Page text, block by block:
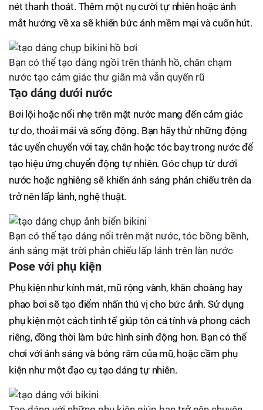
nét thanh thoát. Thêm một nụ cười tự nhiên hoặc ánh
mắt hướng về xa sẽ khiến bức ảnh mềm mại và cuốn hút.
Bạn có thể tạo dáng ngồi trên thành hồ, chân chạm
nước tạo cảm giác thư giãn mà vẫn quyến rũ
Tạo dáng dưới nước
Bơi lội hoặc nổi nhẹ trên mặt nước mang đến cảm giác
tự do, thoải mái và sống động. Bạn hãy thử những động
tác uyển chuyển với tay, chân hoặc tóc bay trong nước để
tạo hiệu ứng chuyển động tự nhiên. Góc chụp từ dưới
nước hoặc nghiêng sẽ khiến ánh sáng phản chiếu trên da
trở nên lấp lánh, nghệ thuật.
Bạn có thể tạo dáng nổi trên mặt nước, tóc bồng bềnh,
ánh sáng mặt trời phản chiếu lấp lánh trên làn nước
Pose với phụ kiện
Phụ kiện như kính mát, mũ rộng vành, khăn choàng hay
phao bơi sẽ tạo điểm nhấn thú vị cho bức ảnh. Sử dụng
phụ kiện một cách tinh tế giúp tôn cá tính và phong cách
riêng, đồng thời làm bức hình sinh động hơn. Bạn có thể
chơi với ánh sáng và bóng râm của mũ, hoặc cầm phụ
kiện như một đạo cụ tạo dáng tự nhiên.